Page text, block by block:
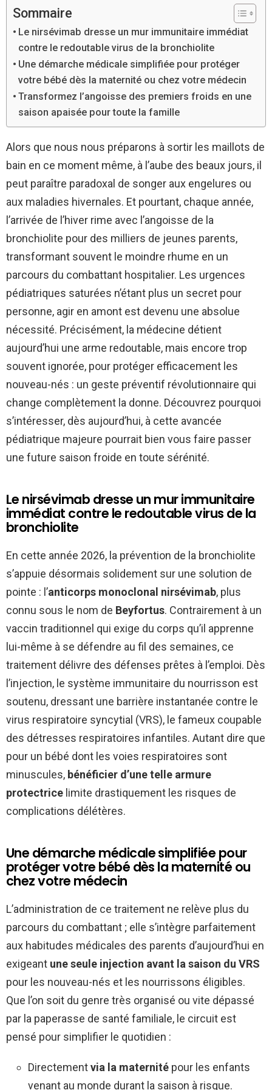
Sommaire
Le nirsévimab dresse un mur immunitaire immédiat
contre le redoutable virus de la bronchiolite
Une démarche médicale simplifiée pour protéger
votre bébé dès la maternité ou chez votre médecin
Transformez l’angoisse des premiers froids en une
saison apaisée pour toute la famille
Alors que nous nous préparons à sortir les maillots de
bain en ce moment même, à l’aube des beaux jours, il
peut paraître paradoxal de songer aux engelures ou
aux maladies hivernales. Et pourtant, chaque année,
l’arrivée de l’hiver rime avec l’angoisse de la
bronchiolite pour des milliers de jeunes parents,
transformant souvent le moindre rhume en un
parcours du combattant hospitalier. Les urgences
pédiatriques saturées n’étant plus un secret pour
personne, agir en amont est devenu une absolue
nécessité. Précisément, la médecine détient
aujourd’hui une arme redoutable, mais encore trop
souvent ignorée, pour protéger efficacement les
nouveau-nés : un geste préventif révolutionnaire qui
change complètement la donne. Découvrez pourquoi
s’intéresser, dès aujourd’hui, à cette avancée
pédiatrique majeure pourrait bien vous faire passer
une future saison froide en toute sérénité.
Le nirsévimab dresse un mur immunitaire
immédiat contre le redoutable virus de la
bronchiolite
En cette année 2026, la prévention de la bronchiolite
s’appuie désormais solidement sur une solution de
pointe : l’anticorps monoclonal nirsévimab, plus
connu sous le nom de Beyfortus. Contrairement à un
vaccin traditionnel qui exige du corps qu’il apprenne
lui-même à se défendre au fil des semaines, ce
traitement délivre des défenses prêtes à l’emploi. Dès
l’injection, le système immunitaire du nourrisson est
soutenu, dressant une barrière instantanée contre le
virus respiratoire syncytial (VRS), le fameux coupable
des détresses respiratoires infantiles. Autant dire que
pour un bébé dont les voies respiratoires sont
minuscules, bénéficier d’une telle armure
protectrice limite drastiquement les risques de
complications délétères.
Une démarche médicale simplifiée pour
protéger votre bébé dès la maternité ou
chez votre médecin
L’administration de ce traitement ne relève plus du
parcours du combattant ; elle s’intègre parfaitement
aux habitudes médicales des parents d’aujourd’hui en
exigeant une seule injection avant la saison du VRS
pour les nouveau-nés et les nourrissons éligibles.
Que l’on soit du genre très organisé ou vite dépassé
par la paperasse de santé familiale, le circuit est
pensé pour simplifier le quotidien :
Directementvia la maternité pour les enfants
venant au monde durant la saison à risque.